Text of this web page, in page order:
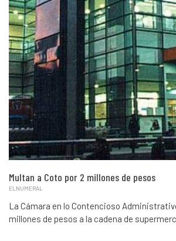
Multan a Coto por 2 millones de pesos
ELNUMERAL
La Cámara en lo Contencioso
millones de pesos a la cadena de